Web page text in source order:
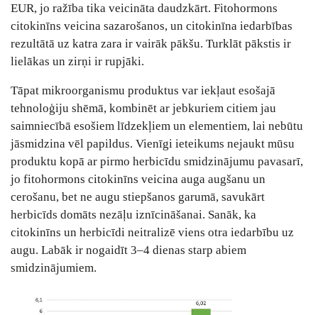
EUR, jo ražība tika veicināta daudzkārt. Fitohormons
citokinīns veicina sazarošanos, un citokinīna iedarbības
rezultātā uz katra zara ir vairāk pākšu. Turklāt pākstis ir
lielākas un zirņi ir rupjāki.
Tāpat mikroorganismu produktus var iekļaut esošajā
tehnoloģiju shēmā, kombinēt ar jebkuriem citiem jau
saimniecībā esošiem līdzekļiem un elementiem, lai nebūtu
jāsmidzina vēl papildus. Vienīgi ieteikums nejaukt mūsu
produktu kopā ar pirmo herbicīdu smidzinājumu pavasarī,
jo fitohormons citokinīns veicina auga augšanu un
cerošanu, bet ne augu stiepšanos garumā, savukārt
herbicīds domāts nezāļu iznīcināšanai. Sanāk, ka
citokinīns un herbicīdi neitralizē viens otra iedarbību uz
augu. Labāk ir nogaidīt 3–4 dienas starp abiem
smidzinājumiem.